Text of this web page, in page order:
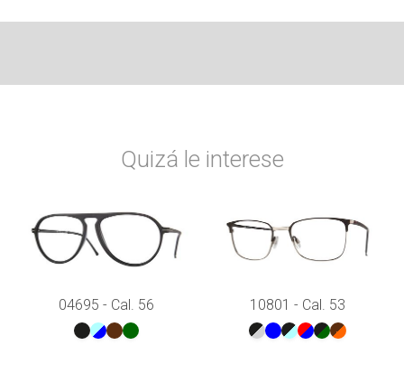
Quizá le interese
04695 - Cal. 56 10801 - Cal. 53